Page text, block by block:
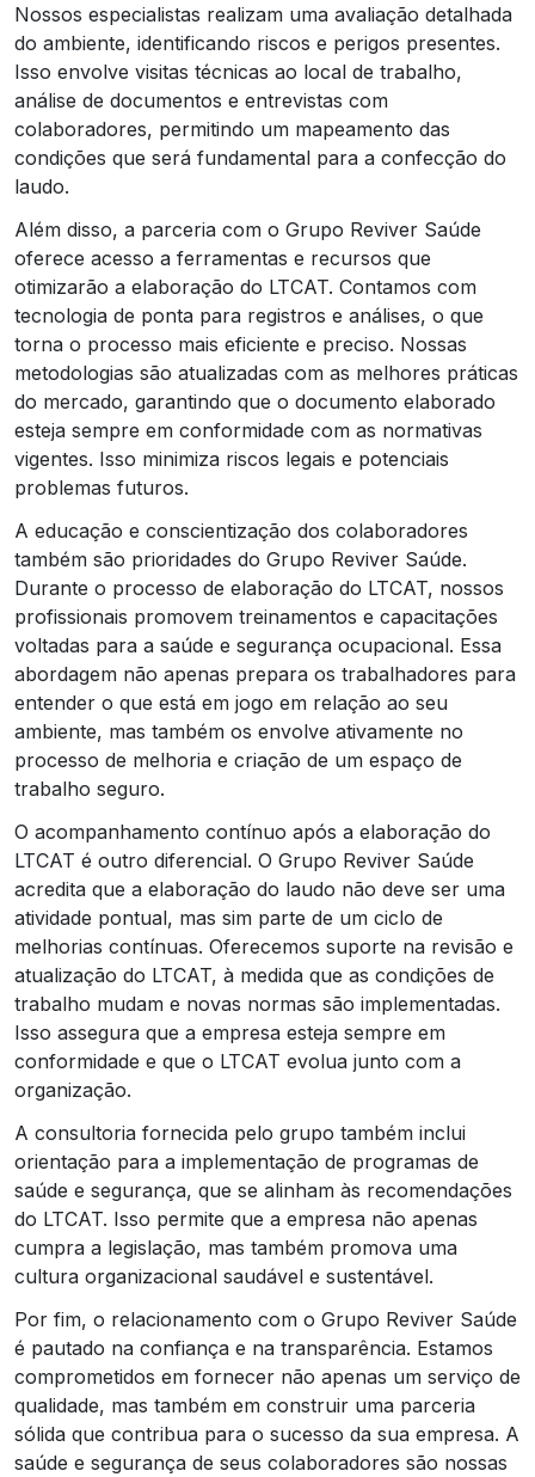
Nossos especialistas realizam uma avaliação detalhada
do ambiente, identificando riscos e perigos presentes.
Isso envolve visitas técnicas ao local de trabalho,
análise de documentos e entrevistas com
colaboradores, permitindo um mapeamento das
condições que será fundamental para a confecção do
laudo.
Além disso, a parceria com o Grupo Reviver Saúde
oferece acesso a ferramentas e recursos que
otimizarão a elaboração do LTCAT. Contamos com
tecnologia de ponta para registros e análises, o que
torna o processo mais eficiente e preciso. Nossas
metodologias são atualizadas com as melhores práticas
do mercado, garantindo que o documento elaborado
esteja sempre em conformidade com as normativas
vigentes. Isso minimiza riscos legais e potenciais
problemas futuros.
A educação e conscientização dos colaboradores
também são prioridades do Grupo Reviver Saúde.
Durante o processo de elaboração do LTCAT, nossos
profissionais promovem treinamentos e capacitações
voltadas para a saúde e segurança ocupacional. Essa
abordagem não apenas prepara os trabalhadores para
entender o que está em jogo em relação ao seu
ambiente, mas também os envolve ativamente no
processo de melhoria e criação de um espaço de
trabalho seguro.
O acompanhamento contínuo após a elaboração do
LTCAT é outro diferencial. O Grupo Reviver Saúde
acredita que a elaboração do laudo não deve ser uma
atividade pontual, mas sim parte de um ciclo de
melhorias contínuas. Oferecemos suporte na revisão e
atualização do LTCAT, à medida que as condições de
trabalho mudam e novas normas são implementadas.
Isso assegura que a empresa esteja sempre em
conformidade e que o LTCAT evolua junto com a
organização.
A consultoria fornecida pelo grupo também inclui
orientação para a implementação de programas de
saúde e segurança, que se alinham às recomendações
do LTCAT. Isso permite que a empresa não apenas
cumpra a legislação, mas também promova uma
cultura organizacional saudável e sustentável.
Por fim, o relacionamento com o Grupo Reviver Saúde
é pautado na confiança e na transparência. Estamos
comprometidos em fornecer não apenas um serviço de
qualidade, mas também em construir uma parceria
sólida que contribua para o sucesso da sua empresa. A
saúde e segurança de seus colaboradores são nossas